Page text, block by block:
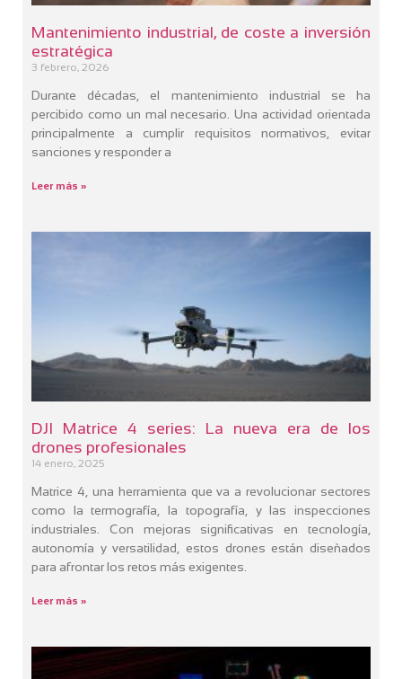
Mantenimiento industrial, de coste a inversión
estratégica
3 febrero, 2026
Durante décadas, el mantenimiento industrial se ha
percibido como un mal necesario. Una actividad orientada
principalmente a cumplir requisitos normativos, evitar
sanciones y responder a
Leer más »
DJI Matrice 4 series: La nueva era de los
drones profesionales
14 enero, 2025
Matrice 4, una herramienta que va a revolucionar sectores
como la termografía, la topografía, y las inspecciones
industriales. Con mejoras significativas en tecnología,
autonomía y versatilidad, estos drones están diseñados
para afrontar los retos más exigentes.
Leer más »